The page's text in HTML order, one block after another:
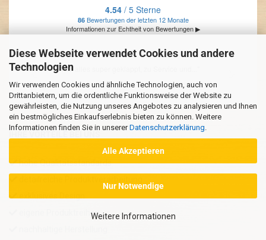
Diese Webseite verwendet Cookies und andere
Technologien
Wir verwenden Cookies und ähnliche Technologien, auch von
Drittanbietern, um die ordentliche Funktionsweise der Website zu
gewährleisten, die Nutzung unseres Angebotes zu analysieren und Ihnen
ein bestmögliches Einkaufserlebnis bieten zu können. Weitere
Informationen finden Sie in unsererDatenschutzerklärung
Alle Akzeptieren
Nur Notwendige
Weitere Informationen
hohe Qualitätsstandards
eigene Produktreihen